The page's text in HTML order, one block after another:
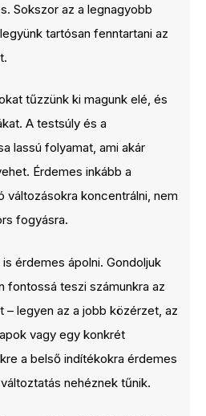
Sokszor az a legnagyobb
tartósan fenntartani az
tűzzünk ki magunk elé, és
A testsúly és a
lassú folyamat, ami akár
Érdemes inkább a
koncentrálni, nem
fogyásra.
érdemes ápolni. Gondoljuk
fontossá teszi számunkra az
legyen az a jobb közérzet, az
vagy egy konkrét
a belső indítékokra érdemes
nehéznek tűnik.